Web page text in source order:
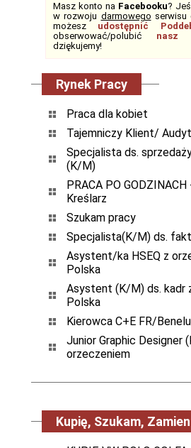
Masz konto na Facebooku?
w rozwoju darmowego serwisu
możesz udostępnić
obserwować/polubić nasz
dziękujemy!
Rynek Pracy
Praca dla kobiet
Tajemniczy Klient/
Specjalista ds.
(K/M)
PRACA PO
Kreślarz
Szukam pracy
Specjalista(K/M) ds.
Asystent/ka HSEQ z
Polska
Asystent (K/M) ds. kadr
Polska
Kierowca C+E FR/
Junior Graphic Designer
orzeczeniem
Kupię, Szukam,